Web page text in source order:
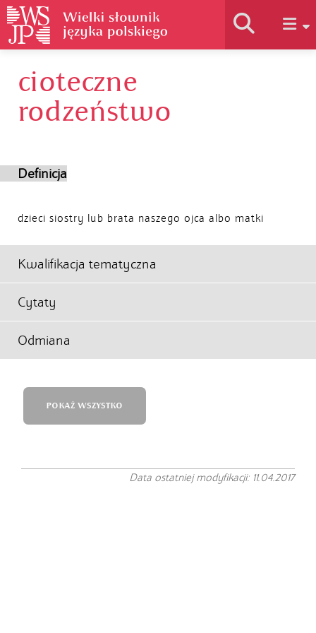
Historia słownika
Autorzy
cioteczne
rodzeństwo
Definicja
dzieci siostry lub brata naszego ojca albo matki
Kwalifikacja tematyczna
Cytaty
Odmiana
POKAŻ WSZYSTKO
Data ostatniej modyfikacji: 11.04.2017